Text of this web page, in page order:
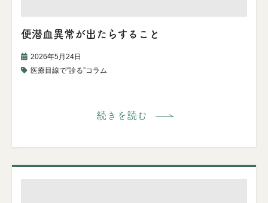
便潜血異常が出たらすること
2026年5月24日
医療目線で”診る”コラム
続きを読む